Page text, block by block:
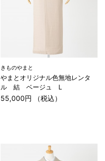
きものやまと
やまとオリジナル色無地レンタ
ル 結 ベージュ L
55,000円 （税込）